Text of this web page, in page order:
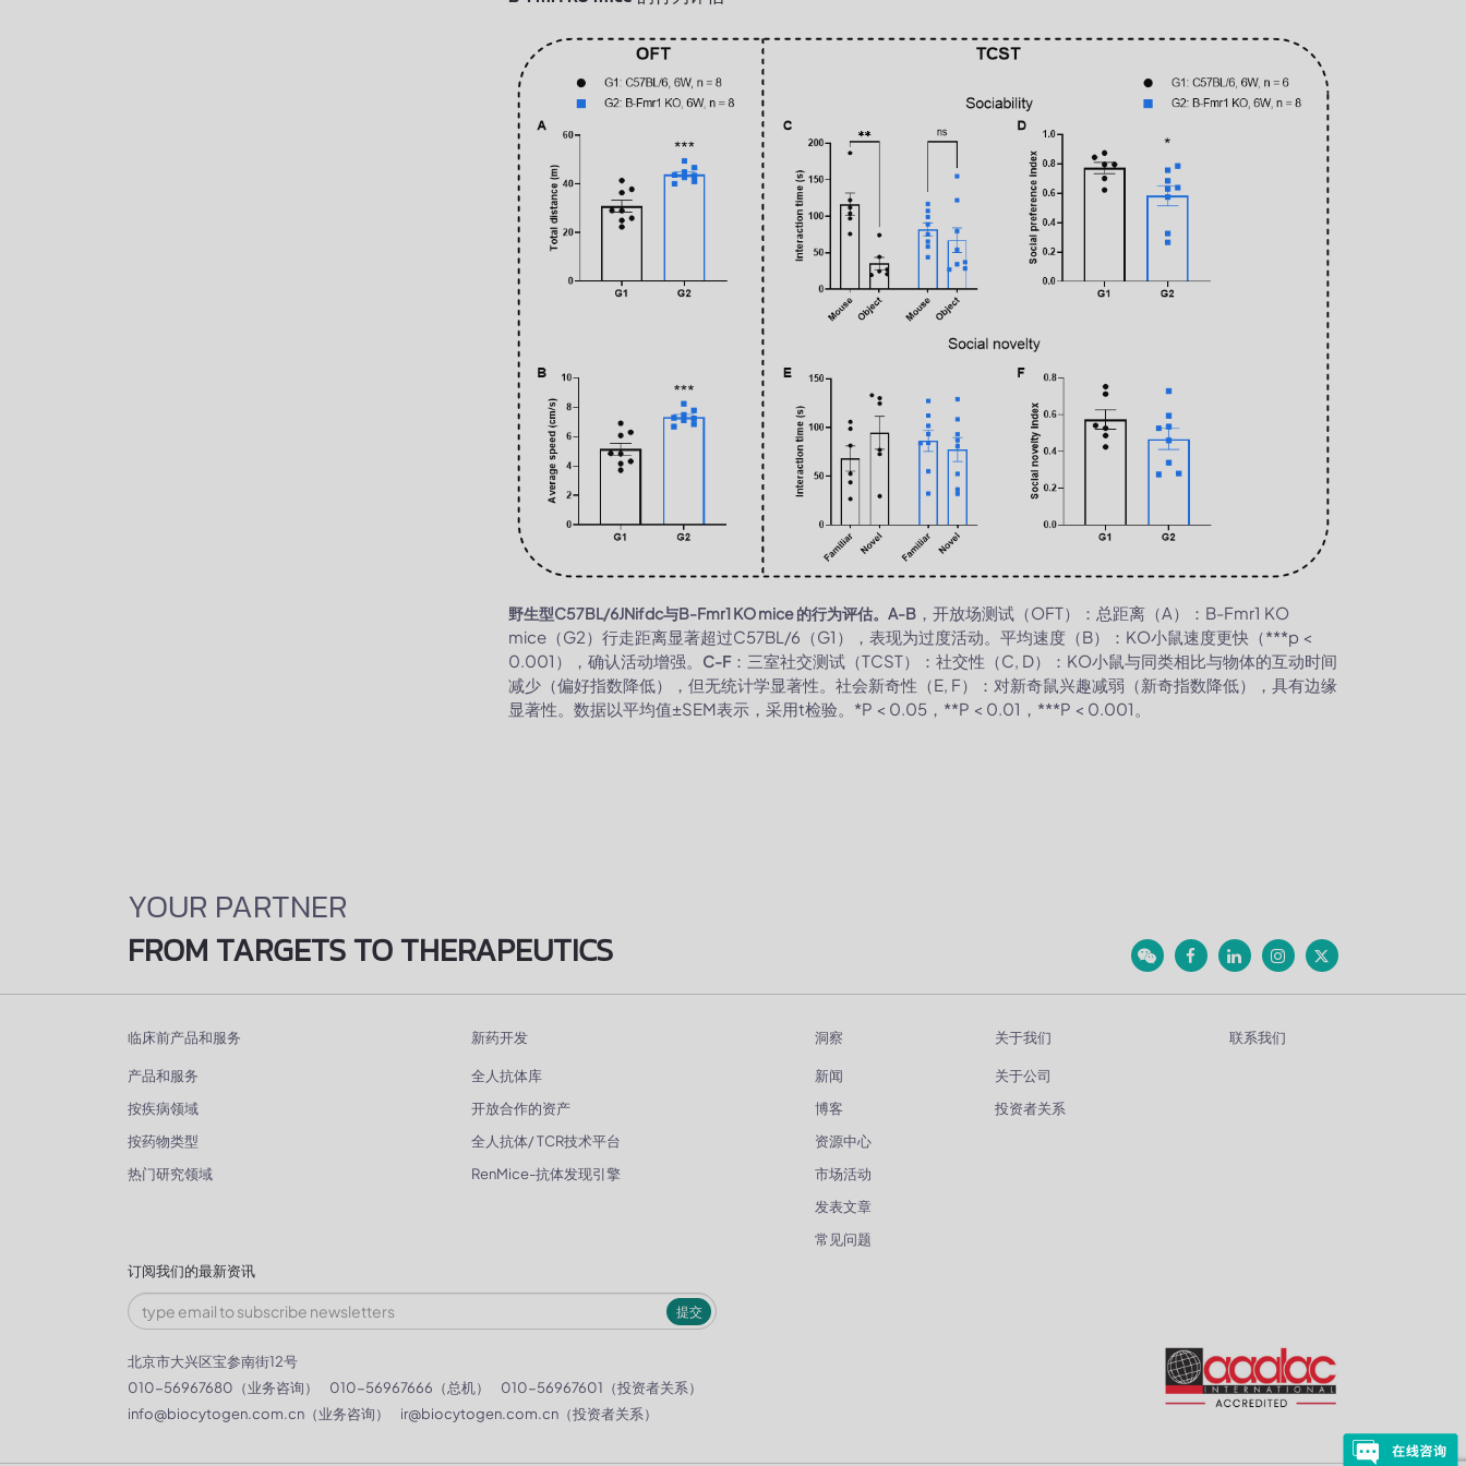
野生型C57BL/6JNifdc与B-Fmr1 KO mice 的行为评估。A-B ，开放场测试（OFT）：总距离（A）：B-Fmr1 KO
mice（G2）行走距离显著超过C57BL/6（G1），表现为过度活动。平均速度（B）：KO小鼠速度更快（***p <
0.001），确认活动增强。 C-F：三室社交测试（TCST）：社交性（C, D）：KO小鼠与同类相比与物体的互动时间
减少（偏好指数降低），但无统计学显著性。社会新奇性（E, F）：对新奇鼠兴趣减弱（新奇指数降低），具有边缘
显著性。数据以平均值±SEM表示，采用t检验。*P < 0.05，**P < 0.01，***P < 0.001。
YOUR PARTNER
FROM TARGETS TO THERAPEUTICS
临床前产品和服务
产品和服务
按疾病领域
按药物类型
热门研究领域
新药开发
全人抗体库
开放合作的资产
全人抗体/ TCR技术平台
RenMice-抗体发现引擎
洞察
新闻
博客
资源中心
市场活动
发表文章
常见问题
关于我们
关于公司
投资者关系
联系我们
订阅我们的最新资讯
提交
北京市大兴区宝参南街12号
010-56967680（业务咨询）
010-56967666（总机）
010-56967601（投资者关系）
info@biocytogen.com.cn （业务咨询） ir@biocytogen.com.cn （投资者关系）